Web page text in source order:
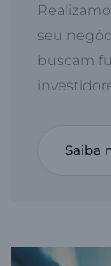
seu
buscam
Saiba